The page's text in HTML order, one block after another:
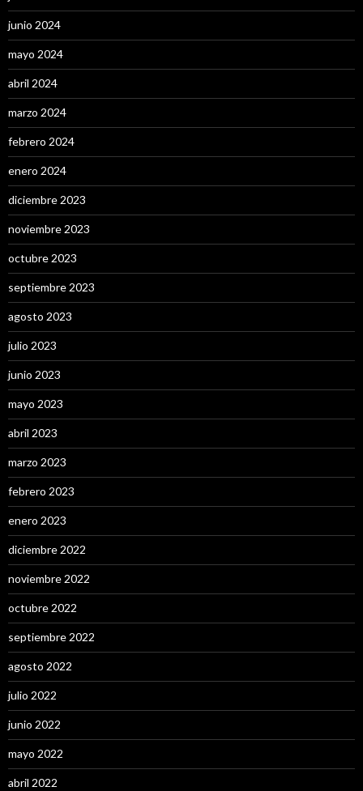
junio 2024
mayo 2024
abril 2024
marzo 2024
febrero 2024
enero 2024
diciembre 2023
noviembre 2023
octubre 2023
septiembre 2023
agosto 2023
julio 2023
junio 2023
mayo 2023
abril 2023
marzo 2023
febrero 2023
enero 2023
diciembre 2022
noviembre 2022
octubre 2022
septiembre 2022
agosto 2022
julio 2022
junio 2022
mayo 2022
abril 2022